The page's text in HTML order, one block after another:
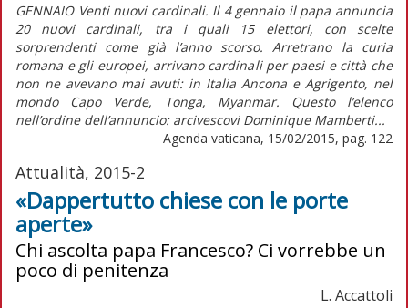
GENNAIO Venti nuovi cardinali. Il 4 gennaio il papa annuncia
20 nuovi cardinali, tra i quali 15 elettori, con scelte
sorprendenti come già l’anno scorso. Arretrano la curia
romana e gli europei, arrivano cardinali per paesi e città che
non ne avevano mai avuti: in Italia Ancona e Agrigento, nel
mondo Capo Verde, Tonga, Myanmar. Questo l’elenco
nell’ordine dell’annuncio: arcivescovi Dominique Mamberti...
Agenda vaticana, 15/02/2015, pag. 122
Attualità, 2015-2
«Dappertutto chiese con le porte
aperte»
Chi ascolta papa Francesco? Ci vorrebbe un
poco di penitenza
L. Accattoli